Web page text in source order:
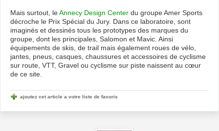
Mais surtout, leAnnecy Design Center du groupe Amer Sports
décroche le Prix Spécial du Jury. Dans ce laboratoire, sont
imaginés et dessinés tous les prototypes des marques du
groupe, dont les principales, Salomon et Mavic. Ainsi
équipements de skis, de trail mais également roues de vélo,
jantes, pneus, casques, chaussures et accessoires de cyclisme
sur route, VTT, Gravel ou cyclisme sur piste naissent au cœur
de ce site.
ajoutez cet article a votre liste de favoris